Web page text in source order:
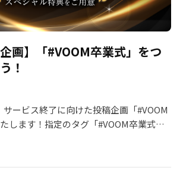
ワードを送るとアイコン画像をプレゼント
答メッセージ機能の仕様も丁寧に説明さ
組は、友だち追加の方
れていました👍 モフモフモー🐶🌈 うに
賞金
ージがいつものLINEで出来て、ファン
× 20名） ※順
音 ともカフェもか🙈💓 わんこそば みり
企画】「#VOOM卒業式」をつ
！
サービス終了に向けた投稿企画「#VOOM
します！指定のタグ「#VOOM卒業式」
を支えてくださったみなさまと一緒